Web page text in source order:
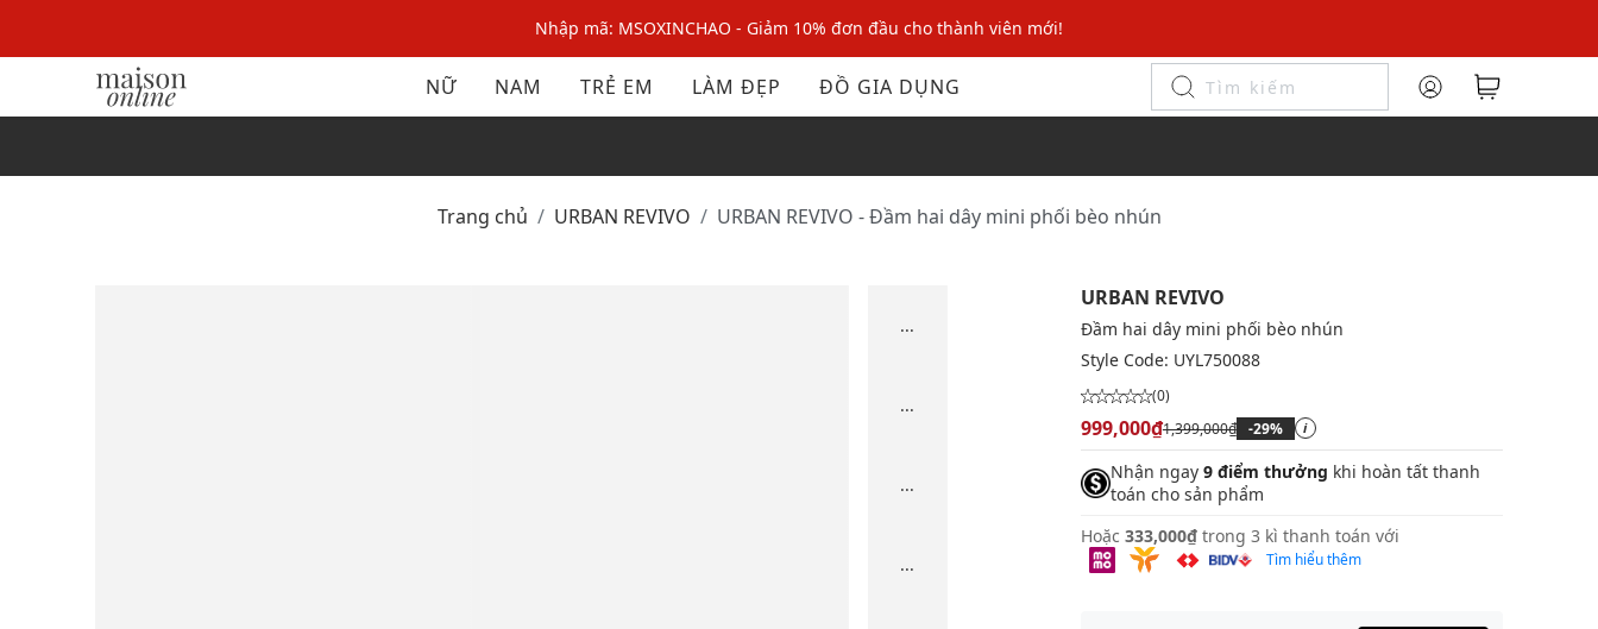
Nhập mã: MSOXINCHAO - Giảm 10% đơn đầu cho thành viên mới!
Nhập mã MSOPAY100: giảm ngay 10% khi thanh toán trực tuyến
Nhập mã: MSOXINCHAO - Giảm 10% đơn đầu cho thành viên mới!
NỮ NAM TRẺ EM LÀM ĐẸP ĐỒ GIA DỤNG
Trang chủ URBAN REVIVO URBAN REVIVO - Đầm hai dây mini phối bèo nhún
...
...
...
...
URBAN REVIVO
Đầm hai dây mini phối bèo nhún
Style Code: UYL750088
(0)
999,000₫1,399,000₫ -29% i
Nhận ngay 9 điểm thưởng khi hoàn tất thanh
toán cho sản phẩm
Hoặc 333,000₫ trong 3 kì thanh toán với
Tìm hiểu thêm